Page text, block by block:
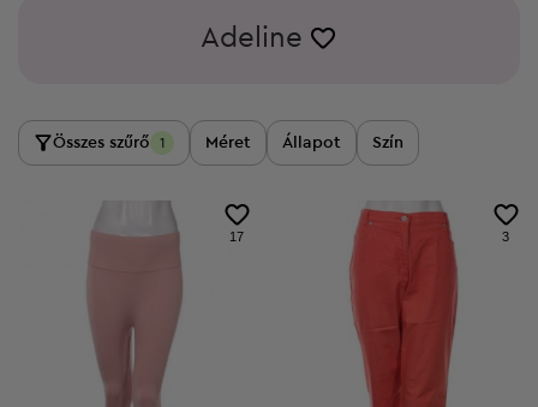
Adeline
Összes szűrő 1 Méret Állapot Szín
17 3